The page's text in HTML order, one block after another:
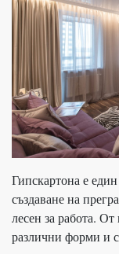
Гипскартона е
създаване на
лесен за работа.
различни форми и